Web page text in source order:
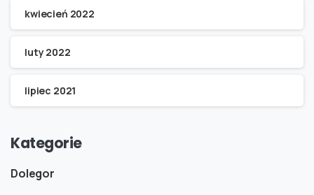
kwiecień 2022
luty 2022
lipiec 2021
Kategorie
Dolegor